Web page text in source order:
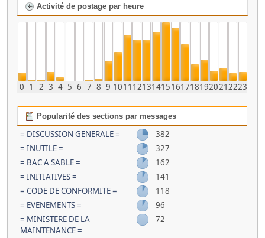
Activité de postage par heure
0 1 2 3 4 5 6 7 8 9 1011 121314151617181920212223
Popularité des sections par messages
= DISCUSSION GENERALE =
382
= INUTILE =
327
= BAC A SABLE =
162
= INITIATIVES =
141
= CODE DE CONFORMITE =
118
= EVENEMENTS =
96
= MINISTERE DE LA
MAINTENANCE =
72